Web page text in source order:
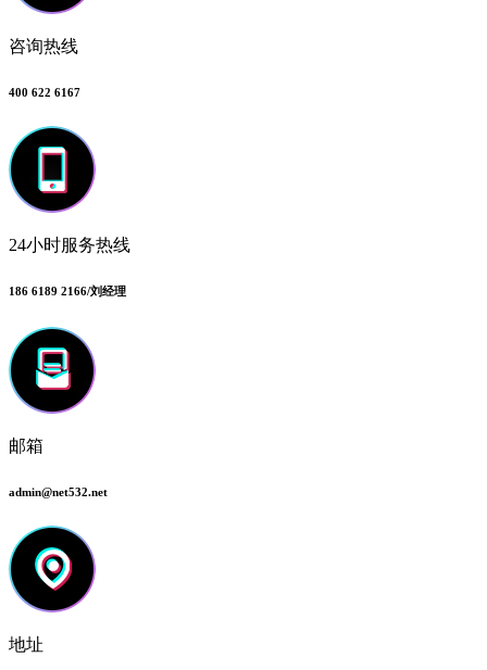
咨询热线
400 622 6167
24小时服务热线
186 6189 2166/刘经理
邮箱
admin@net532.net
地址